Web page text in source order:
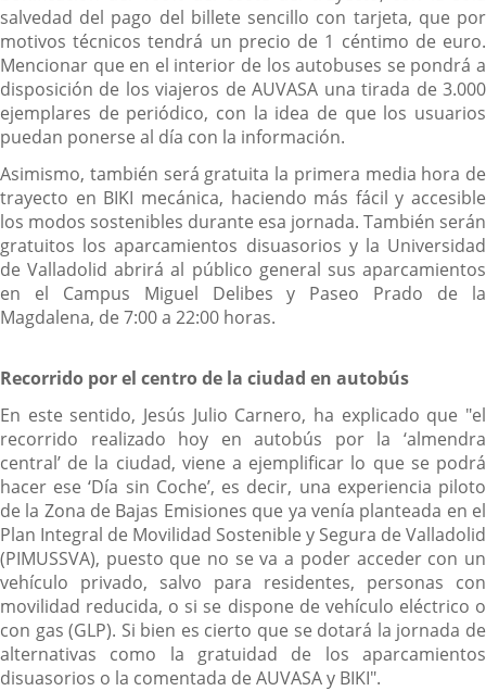
salvedad del pago del billete sencillo con tarjeta, que por
motivos técnicos tendrá un precio de 1 céntimo de euro.
Mencionar que en el interior de los autobuses se pondrá a
disposición de los viajeros de AUVASA una tirada de 3.000
ejemplares de periódico, con la idea de que los usuarios
puedan ponerse al día con la información.
Asimismo, también será gratuita la primera media hora de
trayecto en BIKI mecánica, haciendo más fácil y accesible
los modos sostenibles durante esa jornada. También serán
gratuitos los aparcamientos disuasorios y la Universidad
de Valladolid abrirá al público general sus aparcamientos
en el Campus Miguel Delibes y Paseo Prado de la
Magdalena, de 7:00 a 22:00 horas.
Recorrido por el centro de la ciudad en autobús
En este sentido, Jesús Julio Carnero, ha explicado que "el
recorrido realizado hoy en autobús por la ‘almendra
central’ de la ciudad, viene a ejemplificar lo que se podrá
hacer ese ‘Día sin Coche’, es decir, una experiencia piloto
de la Zona de Bajas Emisiones que ya venía planteada en el
Plan Integral de Movilidad Sostenible y Segura de Valladolid
(PIMUSSVA), puesto que no se va a poder acceder con un
vehículo privado, salvo para residentes, personas con
movilidad reducida, o si se dispone de vehículo eléctrico o
con gas (GLP). Si bien es cierto que se dotará la jornada de
alternativas como la gratuidad de los aparcamientos
disuasorios o la comentada de AUVASA y BIKI".